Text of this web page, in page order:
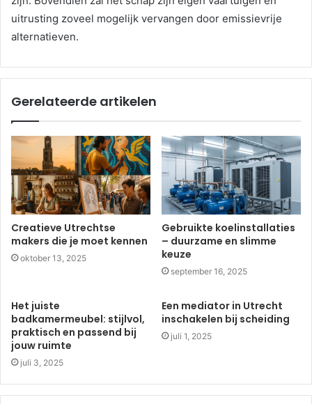
uitrusting zoveel mogelijk vervangen door emissievrije
alternatieven.
Gerelateerde artikelen
Creatieve Utrechtse
makers die je moet kennen
oktober 13, 2025
Gebruikte koelinstallaties
– duurzame en slimme
keuze
september 16, 2025
Het juiste
badkamermeubel: stijlvol,
praktisch en passend bij
jouw ruimte
juli 3, 2025
Een mediator in Utrecht
inschakelen bij scheiding
juli 1, 2025